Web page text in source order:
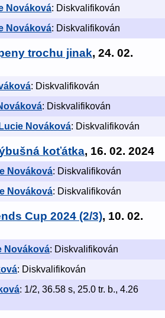
Nováková: Diskvalifikován
Nováková: Diskvalifikován
trochu jinak, 24. 02.
: Diskvalifikován
: Diskvalifikován
Lucie Nováková: Diskvalifikován
koťátka, 16. 02. 2024
Nováková: Diskvalifikován
Nováková: Diskvalifikován
Cup 2024 (2/3), 10. 02.
Nováková: Diskvalifikován
: Diskvalifikován
: 1/2, 36.58 s, 25.0 tr. b., 4.26